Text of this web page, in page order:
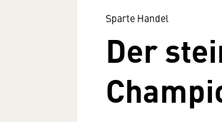
Sparte Handel
Der